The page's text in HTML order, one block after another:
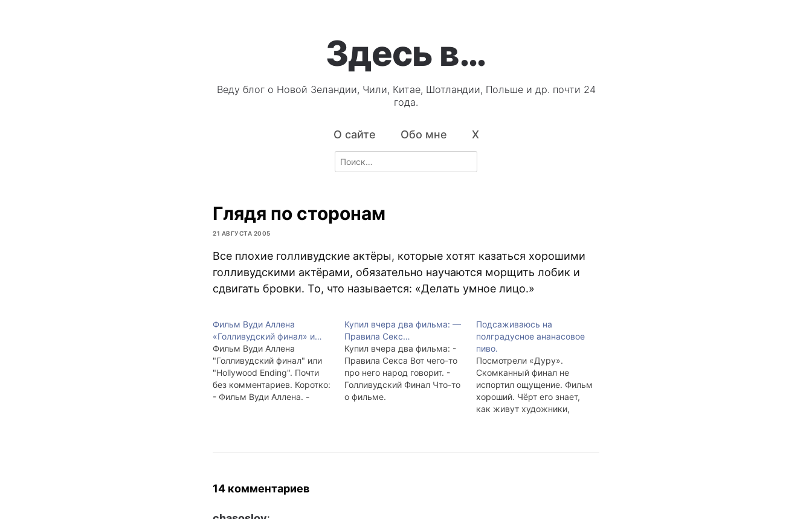
Здесь в…
Веду блог о Новой Зеландии, Чили, Китае, Шотландии, Польше и др. почти 24
года.
О сайте Обо мне X
Search
for:
Глядя по сторонам
21 АВГУСТА 2005
Все плохие голливудские актёры, которые хотят казаться хорошими
голливудскими актёрами, обязательно научаются морщить лобик и
сдвигать бровки. То, что называется: «Делать умное лицо.»
Фильм Вуди Аллена
«Голливудский финал» и…
Фильм Вуди Аллена
"Голливудский финал" или
"Hollywood Ending". Почти
без комментариев. Коротко:
- Фильм Вуди Аллена. -
Купил вчера два фильма: —
Правила Секс…
Купил вчера два фильма: -
Правила Секса Вот чего-то
про него народ говорит. -
Голливудский Финал Что-то
о фильме.
Подсаживаюсь на
полградусное ананасовое
пиво.
Посмотрели «Дуру».
Скомканный финал не
испортил ощущение. Фильм
хороший. Чёрт его знает,
как живут художники,
14 комментариев